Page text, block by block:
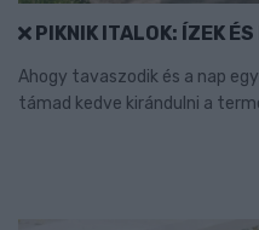
PIKNIK ITALOK: ÍZEK
Ahogy tavaszodik és a nap
támad kedve kirándulni a